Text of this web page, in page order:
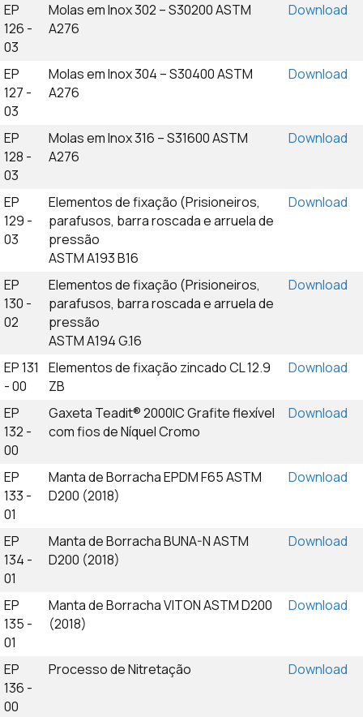
EP
126 -
03
Molas em Inox 302 – S30200 ASTM
A276
Download
EP
127 -
03
Molas em Inox 304 – S30400 ASTM
A276
Download
EP
128 -
03
Molas em Inox 316 – S31600 ASTM
A276
Download
EP
129 -
03
Elementos de fixação (Prisioneiros,
parafusos, barra roscada e arruela de
pressão
ASTM A193 B16
Download
EP
130 -
02
Elementos de fixação (Prisioneiros,
parafusos, barra roscada e arruela de
pressão
ASTM A194 G.16
Download
EP 131
- 00
Elementos de fixação zincado CL 12.9
ZB
Download
EP
132 -
00
Gaxeta Teadit® 2000IC Grafite flexível
com fios de Níquel Cromo
Download
EP
133 -
01
Manta de Borracha EPDM F65 ASTM
D200 (2018)
Download
EP
134 -
01
Manta de Borracha BUNA-N ASTM
D200 (2018)
Download
EP
135 -
01
Manta de Borracha VITON ASTM D200
(2018)
Download
EP
136 -
00
Processo de Nitretação Download